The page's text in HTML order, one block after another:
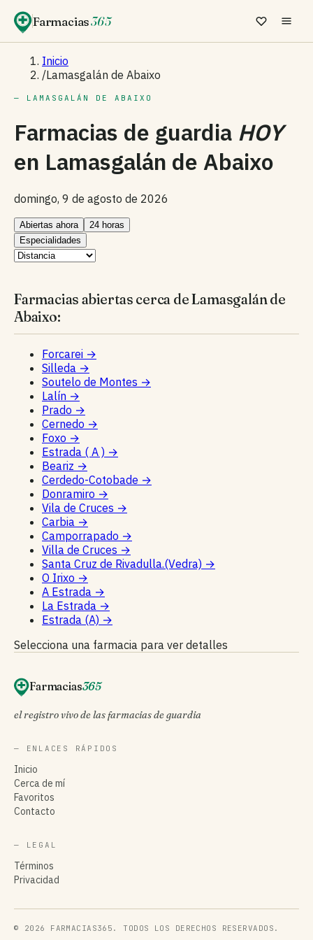
Farmacias365
Inicio
/Lamasgalán de Abaixo
— LAMASGALÁN DE ABAIXO
Farmacias de guardia HOY
en Lamasgalán de Abaixo
domingo, 9 de agosto de 2026
Abiertas ahora
24 horas
Especialidades
Farmacias abiertas cerca de Lamasgalán de
Abaixo:
Forcarei →
Silleda →
Soutelo de Montes →
Lalín →
Prado →
Cernedo →
Foxo →
Estrada ( A ) →
Beariz →
Cerdedo-Cotobade →
Donramiro →
Vila de Cruces →
Carbia →
Camporrapado →
Villa de Cruces →
Santa Cruz de Rivadulla.(Vedra) →
O Irixo →
A Estrada →
La Estrada →
Estrada (A) →
Selecciona una farmacia para ver detalles
Farmacias365
el registro vivo de las farmacias de guardia
— ENLACES RÁPIDOS
Inicio
Cerca de mí
Favoritos
Contacto
— LEGAL
Términos
Privacidad
© 2026 FARMACIAS365. TODOS LOS DERECHOS RESERVADOS.